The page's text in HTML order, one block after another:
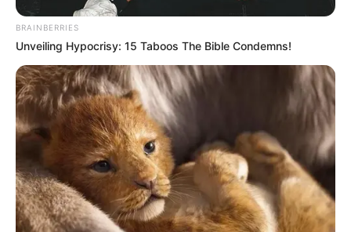
BRAINBERRIES
Unveiling Hypocrisy: 15 Taboos The Bible Condemns!